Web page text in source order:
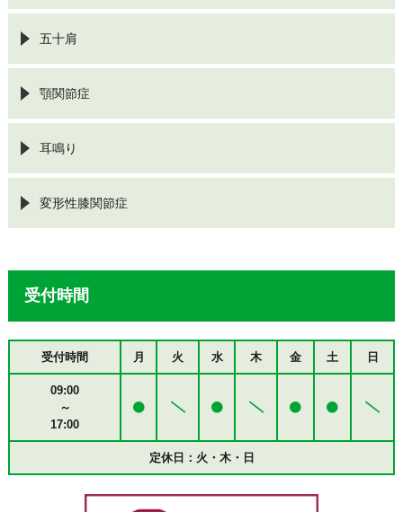
五十肩
顎関節症
耳鳴り
変形性膝関節症
受付時間
受付時間 月 火 水 木 金 土 日
09:00
～
17:00
定休日：火・木・日